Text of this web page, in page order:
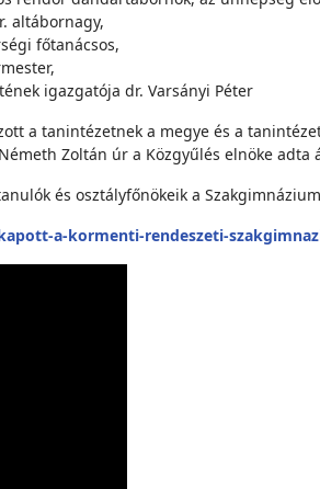
altábornagy,
főtanácsos,
igazgatója dr. Varsányi Péter
a tanintézetnek a megye és a
Zoltán úr a Közgyűlés elnöke adta
és osztályfőnökeik a
a-kormenti-rendeszeti-